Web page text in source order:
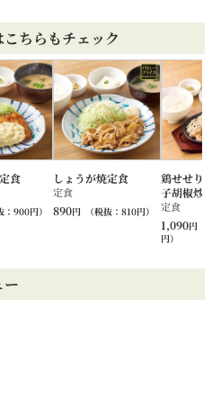
ちらもチェック
食
：900円）
しょうが焼定食
定食
890円 （税抜：810円）
鶏せせりと
子胡椒炒め
定食
1,090円
円）
ー